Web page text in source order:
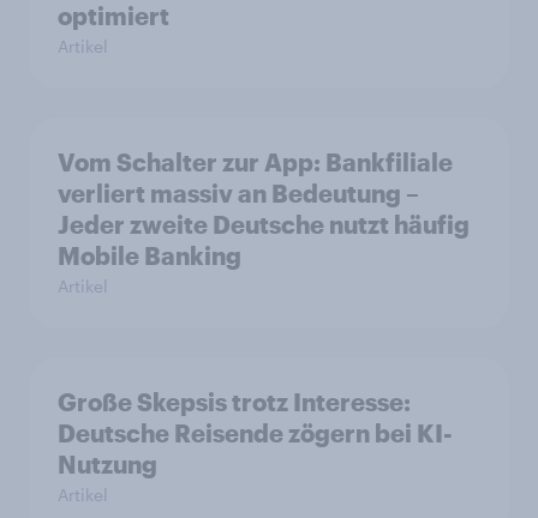
optimiert
Artikel
Vom Schalter zur App: Bankfiliale
verliert massiv an Bedeutung –
Jeder zweite Deutsche nutzt häufig
Mobile Banking
Artikel
Große Skepsis trotz Interesse:
Deutsche Reisende zögern bei KI-
Nutzung
Artikel